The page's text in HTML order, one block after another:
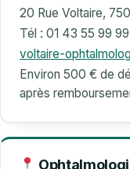
20 Rue Voltaire,
Tél : 01 43 55 99 99
voltaire-
Environ 500 € de
après